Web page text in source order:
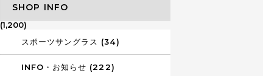
SHOP INFO
(1,200)
スポーツサングラス (34)
INFO・お知らせ (222)